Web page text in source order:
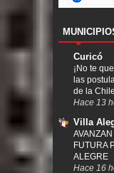
Curicó
¡No te
las
de la
Hace 13
Villa
FUTURA
ALEGRE
Hace 16